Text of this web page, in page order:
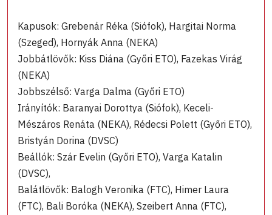
Kapusok: Grebenár Réka (Siófok), Hargitai Norma
(Szeged), Hornyák Anna (NEKA)
Jobbátlövők: Kiss Diána (Győri ETO), Fazekas Virág
(NEKA)
Jobbszélső: Varga Dalma (Győri ETO)
Irányítók: Baranyai Dorottya (Siófok), Keceli-
Mészáros Renáta (NEKA), Rédecsi Polett (Győri ETO),
Bristyán Dorina (DVSC)
Beállók: Szár Evelin (Győri ETO), Varga Katalin
(DVSC),
Balátlövők: Balogh Veronika (FTC), Himer Laura
(FTC), Bali Boróka (NEKA), Szeibert Anna (FTC),